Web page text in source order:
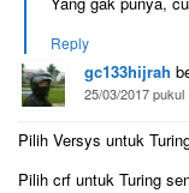
Reply
gc133hijrah
25/03/2017 pukul
Pilih Versys untuk
Pilih crf untuk Turing